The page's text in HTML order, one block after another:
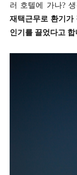
러 호텔에 가나?
재택근무로 환기가
인기를 끌었다고 합